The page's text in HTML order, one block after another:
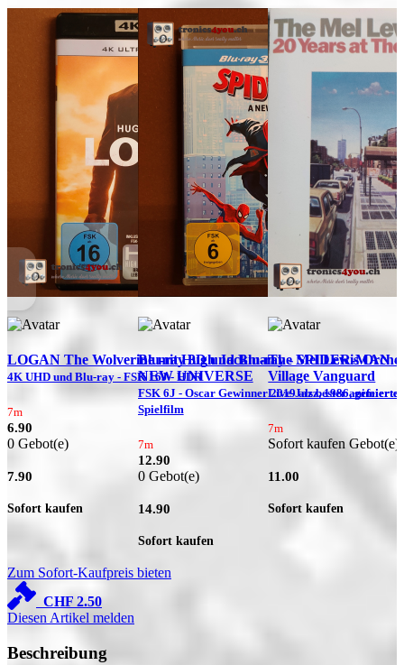
LOGAN The Wolverine mit Hugh Jackman
4K UHD und Blu-ray - FSK 16J - HDR
7m
6.90
0 Gebot(e)
7.90
Sofort kaufen
Blu-ray 3D und Blu-ray - SPIDER-MAN -
NEW UNIVERSE
FSK 6J - Oscar Gewinner 2019 als bester animierter
Spielfilm
7m
12.90
0 Gebot(e)
14.90
Sofort kaufen
The Mel Lewis
Village Vanguard
Live-Jazz, 1986,
7m
Sofort kaufen Gebot(e)
11.00
Sofort kaufen
Zum Sofort-Kaufpreis bieten
CHF 2.50
Diesen Artikel melden
Beschreibung